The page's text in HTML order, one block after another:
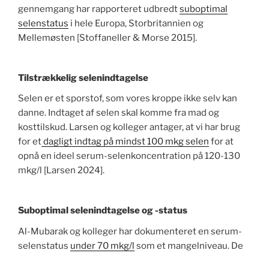
gennemgang har rapporteret udbredtsuboptimal
selenstatus i hele Europa, Storbritannien og
Mellemøsten [Stoffaneller & Morse 2015].
Tilstrækkelig selenindtagelse
Selen er et sporstof, som vores kroppe ikke selv kan
danne. Indtaget af selen skal komme fra mad og
kosttilskud. Larsen og kolleger antager, at vi har brug
for etdagligt indtag på mindst 100 mkg selen for at
opnå en ideel serum-selenkoncentration på 120-130
mkg/l [Larsen 2024].
Suboptimal selenindtagelse og -status
Al-Mubarak og kolleger har dokumenteret en serum-
selenstatus under 70 mkg/l som et mangelniveau. De